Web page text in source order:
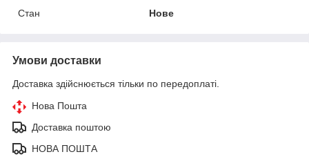
Стан
Нове
Умови доставки
Доставка здійснюється тільки по передоплаті.
Нова Пошта
Доставка поштою
НОВА ПОШТА